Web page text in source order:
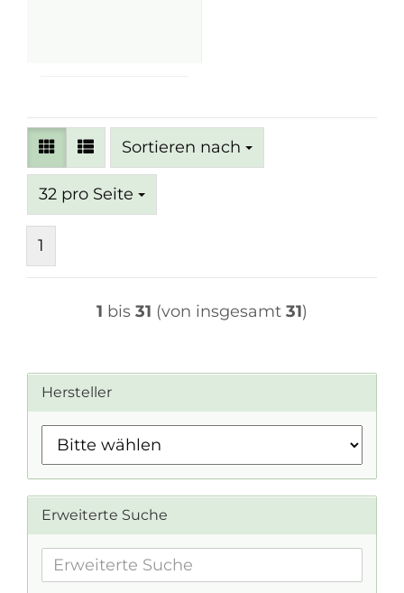
Sortieren nach
Sortieren nach
32 pro Seite
pro Seite
1
1 bis 31 (von insgesamt 31)
Hersteller
Erweiterte Suche
Erweiterte
Suche